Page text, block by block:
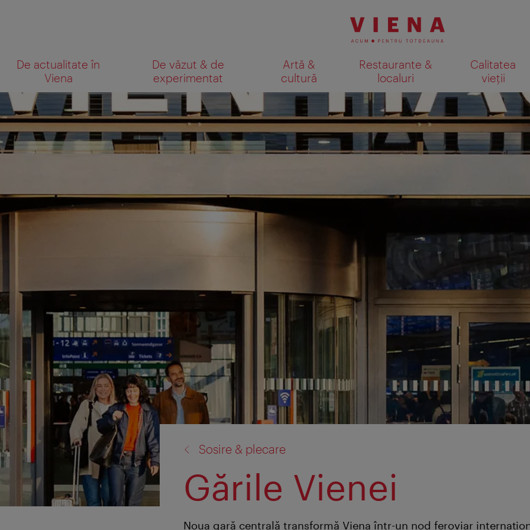
navigare
texteDe actualitate în
Viena
De văzut & de
experimentat
Artă &
cultură
Restaurante &
localuri
Calitatea
vieții
Ce
căutaţi?
Afişare rezultate căutare
Sosire & plecare
Gările Vienei
Noua gară centrală transformă Viena într-un nod feroviar